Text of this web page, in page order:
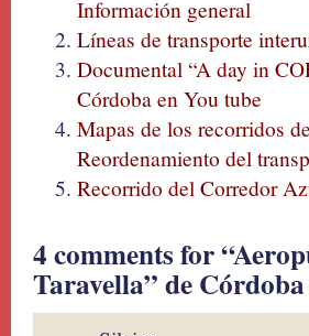
Información general
Líneas de transporte
Documental “A day in
Córdoba en You tube
Mapas de los recorridos
Reordenamiento del
Recorrido del Corredor
4 comments for
Taravella” de